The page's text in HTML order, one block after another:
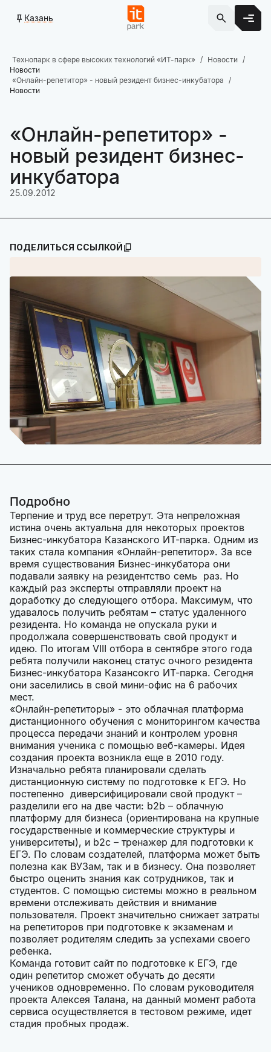
Казань
Технопарк в сфере высоких технологий «ИТ-парк»
Новости
Новости
«Онлайн-репетитор» - новый резидент бизнес-инкубатора
Новости
«Онлайн-репетитор» -
новый резидент бизнес-
инкубатора
25.09.2012
ПОДЕЛИТЬСЯ ССЫЛКОЙ
Подробно
Терпение и труд все перетрут. Эта непреложная
истина очень актуальна для некоторых проектов
Бизнес-инкубатора Казанского ИТ-парка. Одним из
таких стала компания «Онлайн-репетитор». За все
время существования Бизнес-инкубатора они
подавали заявку на резидентство семь раз. Но
каждый раз эксперты отправляли проект на
доработку до следующего отбора. Максимум, что
удавалось получить ребятам – статус удаленного
резидента. Но команда не опускала руки и
продолжала совершенствовать свой продукт и
идею. По итогам VIII отбора в сентябре этого года
ребята получили наконец статус очного резидента
Бизнес-инкубатора Казансокго ИТ-парка. Сегодня
они заселились в свой мини-офис на 6 рабочих
мест.
«Онлайн-репетиторы» - это облачная платформа
дистанционного обучения с мониторингом качества
процесса передачи знаний и контролем уровня
внимания ученика с помощью веб-камеры. Идея
создания проекта возникла еще в 2010 году.
Изначально ребята планировали сделать
дистанционную систему по подготовке к ЕГЭ. Но
постепенно диверсифицировали свой продукт –
разделили его на две части: b2b – облачную
платформу для бизнеса (ориентирована на крупные
государственные и коммерческие структуры и
университеты), и b2c – тренажер для подготовки к
ЕГЭ. По словам создателей, платформа может быть
полезна как ВУЗам, так и в бизнесу. Она позволяет
быстро оценить знания как сотрудников, так и
студентов. С помощью системы можно в реальном
времени отслеживать действия и внимание
пользователя. Проект значительно снижает затраты
на репетиторов при подготовке к экзаменам и
позволяет родителям следить за успехами своего
ребенка.
Команда готовит сайт по подготовке к ЕГЭ, где
один репетитор сможет обучать до десяти
учеников одновременно. По словам руководителя
проекта Алексея Талана, на данный момент работа
сервиса осуществляется в тестовом режиме, идет
стадия пробных продаж.